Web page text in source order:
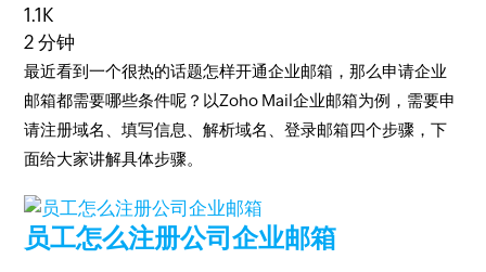
1.1K
2 分钟
最近看到一个很热的话题怎样开通企业邮箱，那么申请企业
邮箱都需要哪些条件呢？以Zoho Mail企业邮箱为例，需要申
请注册域名、填写信息、解析域名、登录邮箱四个步骤，下
面给大家讲解具体步骤。
员工怎么注册公司企业邮箱